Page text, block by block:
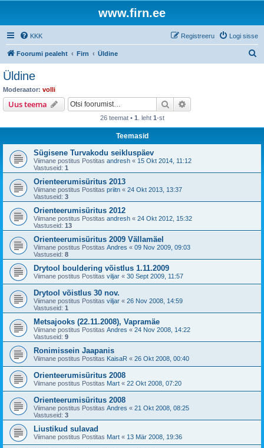
www.firn.ee
KKK Logi sisse
Registreeru
Foorumi pealeht Firn Üldine
Üldine
Moderaator: volli
Uus teema Otsi
26 teemat • 1 . leht 1-st
Teemasid
Sügisene Turvakodu seikluspäev
Viimane postitus Postitas andresh « 15 Okt 2014, 11:12
Vastuseid: 1
Orienteerumisüritus 2013
Viimane postitus Postitas priitn « 24 Okt 2013, 13:37
Vastuseid: 3
Orienteerumisüritus 2012
Viimane postitus Postitas andresh « 24 Okt 2012, 15:32
Vastuseid: 13
Orienteerumisüritus 2009 Vällamäel
Viimane postitus Postitas Andres « 09 Nov 2009, 09:03
Vastuseid: 8
Drytool bouldering võistlus 1.11.2009
Viimane postitus Postitas viljar « 30 Sept 2009, 11:57
Drytool võistlus 30 nov.
Viimane postitus Postitas viljar « 26 Nov 2008, 14:59
Vastuseid: 1
Metsajooks (22.11.2008), Vapramäe
Viimane postitus Postitas Andres « 24 Nov 2008, 14:22
Vastuseid: 9
Ronimissein Jaapanis
Viimane postitus Postitas KaisaR « 26 Okt 2008, 00:40
Orienteerumisüritus 2008
Viimane postitus Postitas Mart « 22 Okt 2008, 07:20
Orienteerumisüritus 2008
Viimane postitus Postitas Andres « 21 Okt 2008, 08:25
Vastuseid: 3
Liustikud sulavad
Viimane postitus Postitas Mart « 13 Mär 2008, 19:36